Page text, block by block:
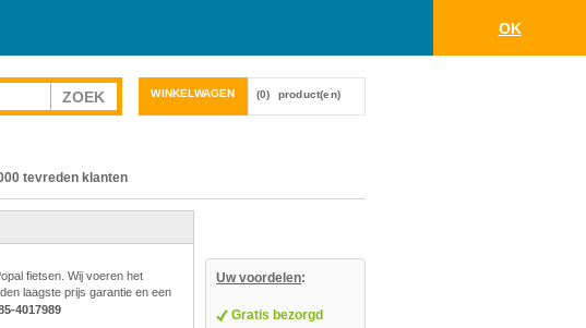
OK
WINKELWAGEN (0) product(en)
tevreden klanten
fietsen. Wij voeren het
laagste prijs garantie en een
4017989
Uw voordelen:
Gratis bezorgd